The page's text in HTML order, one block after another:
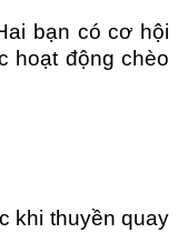
bạn có cơ hội
hoạt động chèo
khi thuyền quay